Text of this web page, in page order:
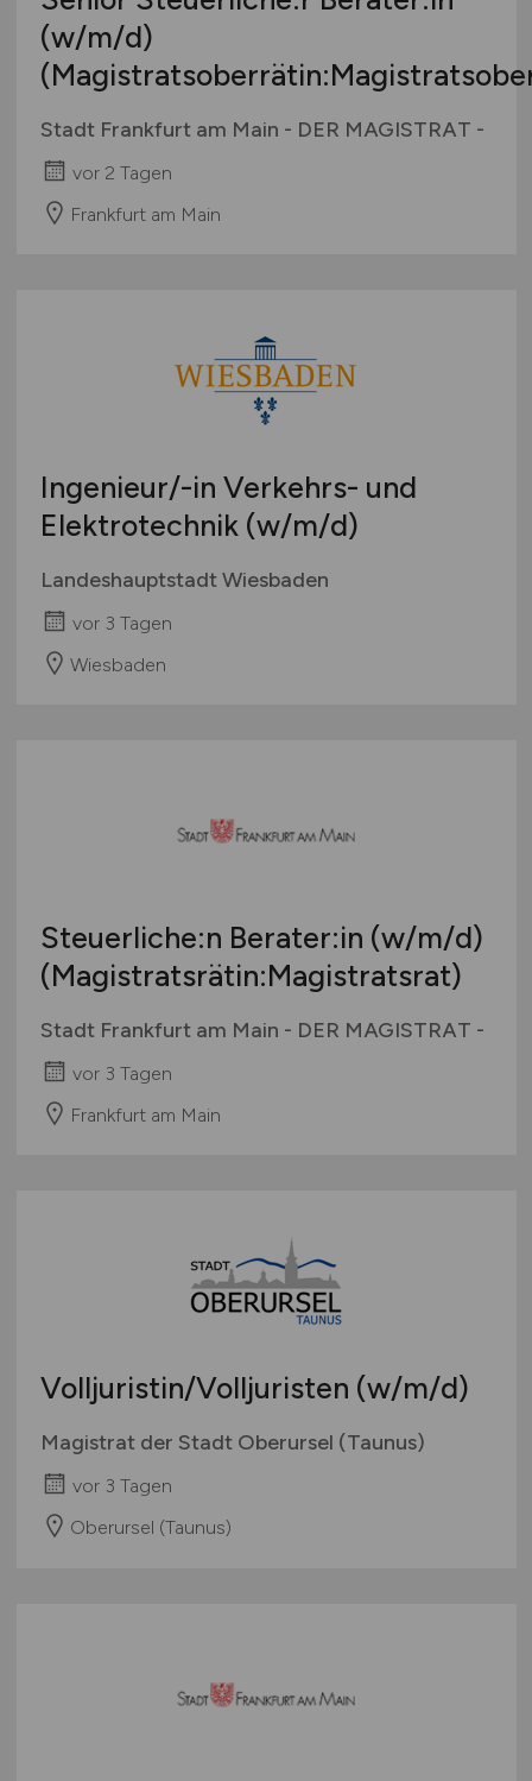
(w/m/d)
Stadt Frankfurt am Main - DER MAGISTRAT -
vor 2 Tagen
Frankfurt am Main
Ingenieur/-in Verkehrs- und
Elektrotechnik (w/m/d)
Landeshauptstadt Wiesbaden
vor 3 Tagen
Wiesbaden
Steuerliche:n Berater:in (w/m/d)
(Magistratsrätin:Magistratsrat)
Stadt Frankfurt am Main - DER MAGISTRAT -
vor 3 Tagen
Frankfurt am Main
Volljuristin/Volljuristen (w/m/d)
Magistrat der Stadt Oberursel (Taunus)
vor 3 Tagen
Oberursel (Taunus)